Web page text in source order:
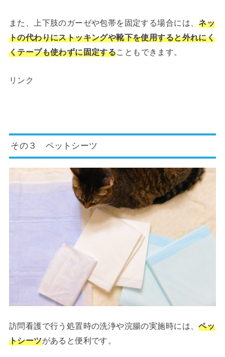
また、上下肢のガーゼや包帯を固定する場合には、ネッ
トの代わりにストッキングや靴下を使用すると外れにく
くテープも使わずに固定することもできます。
リンク
その３ ペットシーツ
訪問看護で行う処置時の洗浄や浣腸の実施時には、ペッ
トシーツがあると便利です。